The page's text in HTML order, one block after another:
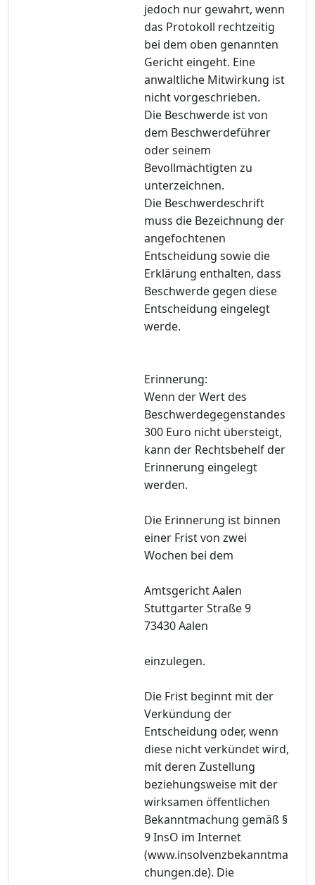
jedoch nur gewahrt, wenn
das Protokoll rechtzeitig
bei dem oben genannten
Gericht eingeht. Eine
anwaltliche Mitwirkung ist
nicht vorgeschrieben.
Die Beschwerde ist von
dem Beschwerdeführer
oder seinem
Bevollmächtigten zu
unterzeichnen.
Die Beschwerdeschrift
muss die Bezeichnung der
angefochtenen
Entscheidung sowie die
Erklärung enthalten, dass
Beschwerde gegen diese
Entscheidung eingelegt
werde.
Erinnerung:
Wenn der Wert des
Beschwerdegegenstandes
300 Euro nicht übersteigt,
kann der Rechtsbehelf der
Erinnerung eingelegt
werden.
Die Erinnerung ist binnen
einer Frist von zwei
Wochen bei dem
Amtsgericht Aalen
Stuttgarter Straße 9
73430 Aalen
einzulegen.
Die Frist beginnt mit der
Verkündung der
Entscheidung oder, wenn
diese nicht verkündet wird,
mit deren Zustellung
beziehungsweise mit der
wirksamen öffentlichen
Bekanntmachung gemäß §
9 InsO im Internet
(www.insolvenzbekanntma
chungen.de). Die